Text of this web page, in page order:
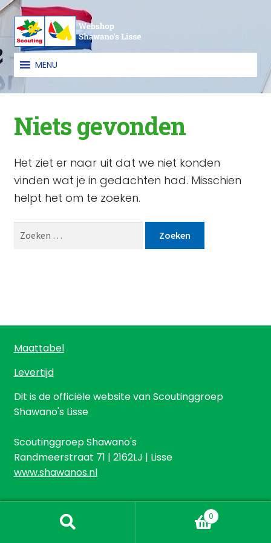
Ga
door
naar
navigatie
Ga
naar
de
inhoudMENU
Niets gevonden
Het ziet er naar uit dat we niet konden
vinden wat je in gedachten had. Misschien
helpt het om te zoeken.
Zoeken
Maattabel
Levertijd
Dit is de officiële website van Scoutinggroep
Shawano's Lisse
Scoutinggroep Shawano's
Randmeerstraat 71 | 2162LJ | Lisse
www.shawanos.nl
0